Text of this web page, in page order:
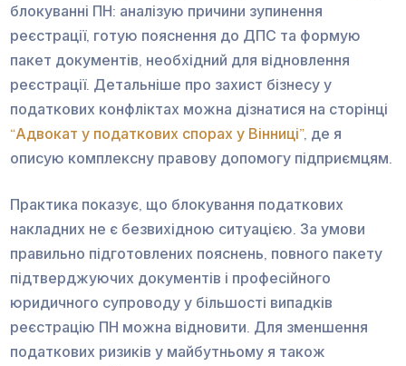
блокуванні ПН: аналізую причини зупинення
реєстрації, готую пояснення до ДПС та формую
пакет документів, необхідний для відновлення
реєстрації. Детальніше про захист бізнесу у
податкових конфліктах можна дізнатися на сторінці
“Адвокат у податкових спорах у Вінниці”, де я
описую комплексну правову допомогу підприємцям.
Практика показує, що блокування податкових
накладних не є безвихідною ситуацією. За умови
правильно підготовлених пояснень, повного пакету
підтверджуючих документів і професійного
юридичного супроводу у більшості випадків
реєстрацію ПН можна відновити. Для зменшення
податкових ризиків у майбутньому я також